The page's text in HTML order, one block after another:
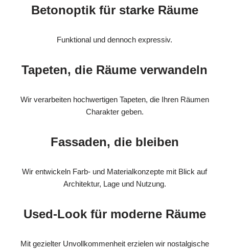
Betonoptik für starke Räume
Funktional und dennoch expressiv.
Tapeten, die Räume verwandeln
Wir verarbeiten hochwertigen Tapeten, die Ihren Räumen
Charakter geben.
Fassaden, die bleiben
Wir entwickeln Farb- und Materialkonzepte mit Blick auf
Architektur, Lage und Nutzung.
Used-Look für moderne Räume
Mit gezielter Unvollkommenheit erzielen wir nostalgische